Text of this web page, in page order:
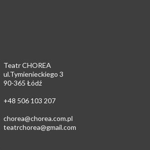
Teatr CHOREA
ul.Tymienieckiego 3
90-365 Łódź
+48 506 103 207
chorea@chorea.com.pl
teatrchorea@gmail.com